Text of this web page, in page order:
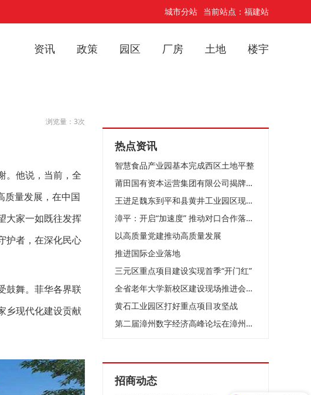
城市分站 当前站点：福建站
资讯 政策 园区 厂房 土地 楼宇
浏览量：3次
。他说，当前，全
质量发展，在中国
大家一如既往发挥
护者，在深化民心
鼓舞。菲华各界联
乡现代化建设贡献
热点资讯
智慧食品产业园基本完成西区土地平整
莆田国有资本运营集团有限公司揭牌成立
王进足魏东到平和县黄井工业园区现场办公
漳平：开启“加速度” 推动对口合作落地见效
以高质量党建推动高质量发展
推进国际企业落地
三元区重点项目建设实现首季“开门红”
全省老年大学新校区建设现场推进会在莆召开
黄石工业园区打好重点项目攻坚战
第二届漳州数字经济高峰论坛在漳州跨境电商孵化园成功举办
招商动态